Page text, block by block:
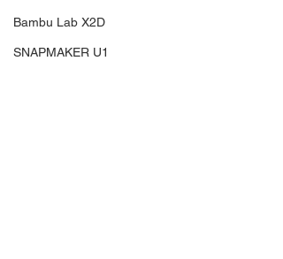
Bambu Lab X2D
SNAPMAKER U1